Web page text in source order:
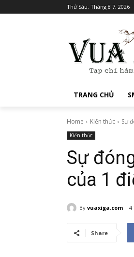
Thứ Sáu, Tháng 8 7, 2026
TRANG CHỦ
Home Kiến thức Sự
Kiến thức
Sự
của 1
By vuaxiga.com 4
Share